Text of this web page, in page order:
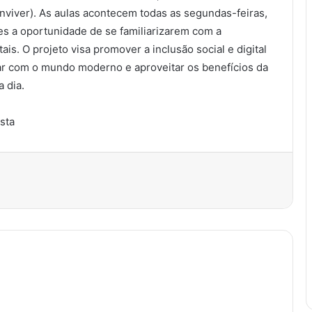
As aulas acontecem todas as segundas-feiras,
a oportunidade de se familiarizarem com a
O projeto visa promover a inclusão social e digital
com o mundo moderno e aproveitar os benefícios da
dia.